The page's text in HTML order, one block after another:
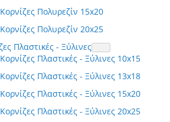
Κορνίζες Πολυρεζίν 15x20
Κορνίζες Πολυρεζίν 20x25
Πλαστικές - Ξύλινες
Κορνίζες Πλαστικές - Ξύλινες 10x15
Κορνίζες Πλαστικές - Ξύλινες 13x18
Κορνίζες Πλαστικές - Ξύλινες 15x20
Κορνίζες Πλαστικές - Ξύλινες 20x25